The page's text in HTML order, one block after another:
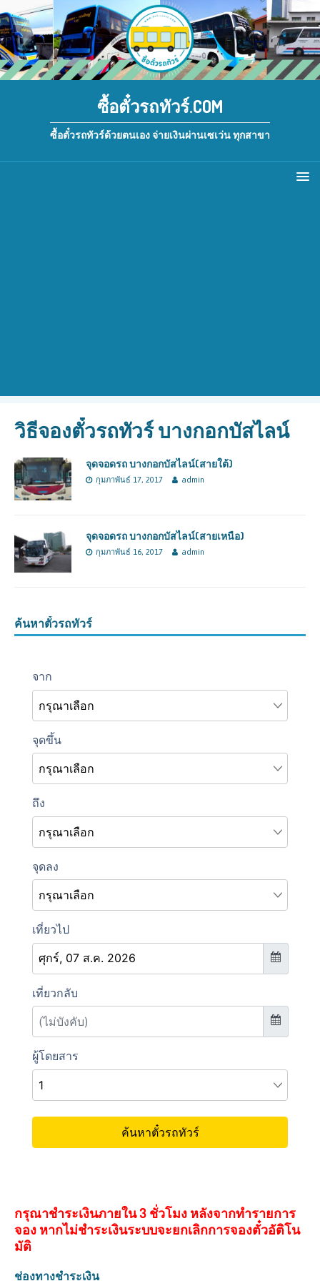
ซื้อตั๋วรถทัวร์.COM
ซื้อตั๋วรถทัวร์ด้วยตนเอง จ่ายเงินผ่านเซเว่น ทุกสาขา
วิธีจองตั๋วรถทัวร์ บางกอกบัสไลน์
จุดจอดรถ บางกอกบัสไลน์(สายใต้)
กุมภาพันธ์ 17, 2017 admin
จุดจอดรถ บางกอกบัสไลน์(สายเหนือ)
กุมภาพันธ์ 16, 2017 admin
ค้นหาตั๋วรถทัวร์
กรุณาชำระเงินภายใน 3 ชั่วโมง หลังจากทำรายการ
จอง หากไม่ชำระเงินระบบจะยกเลิกการจองตั๋วอัติโน
มัติ
ช่องทางชำระเงิน